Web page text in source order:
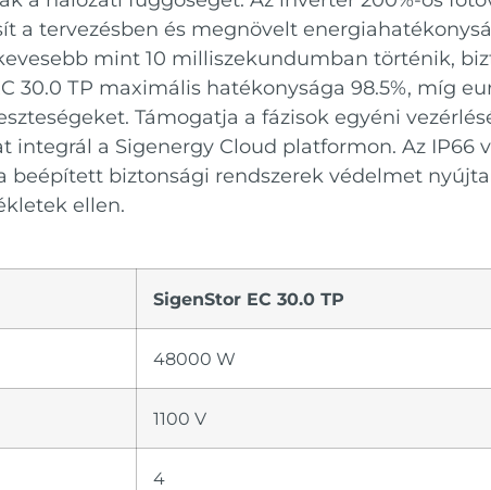
a tervezésben és megnövelt
mint 10 milliszekundumban történik,
30.0 ТР maximális hatékonysága 98.5%, míg
Támogatja a fázisok egyéni
a Sigenergy Cloud platformon. Az IP66
beépített biztonsági rendszerek védelmet
ellen.
SigenStor EC 30.0 ТР
48000 W
1100 V
4